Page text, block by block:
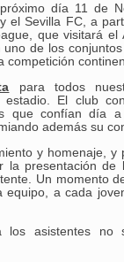
día 11 de
el Sevilla FC, a
que visitará el
de los
competición
para todos
El club
que confían día
además su
y homenaje, y
presentación de
Un momento
a cada
asistentes no